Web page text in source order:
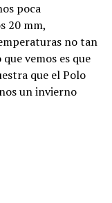
poca
20 mm,
no tan
vemos es que
que el Polo
un invierno